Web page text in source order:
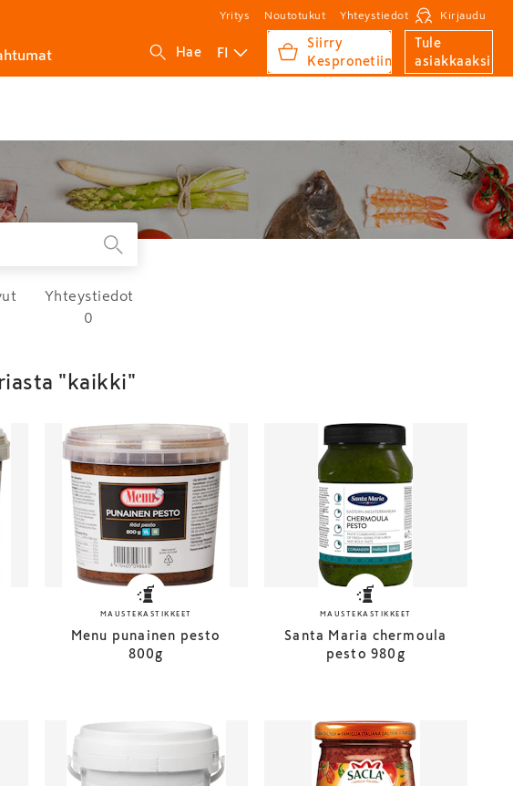
Yritys Noutotukut Yhteystiedot Kirjaudu
Hae FI
Siirry
Kespronetiin
Tule
asiakkaaksi
Yhteystiedot
0
"kaikki"
MAUSTEKASTIKKEET
Menu punainen pesto
800g
MAUSTEKASTIKKEET
Santa Maria chermoula
pesto 980g